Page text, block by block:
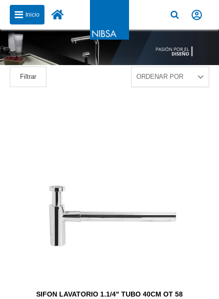
Inicio
Filtrar
SIFON LAVATORIO 1.1/4" TUBO 40CM OT 58